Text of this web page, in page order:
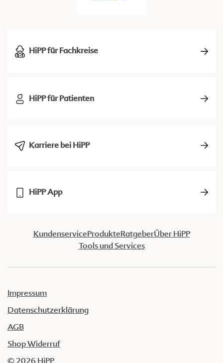
HiPP für Fachkreise
HiPP für Patienten
Karriere bei HiPP
HiPP App
KundenserviceProdukteRatgeberÜber HiPP
Tools und Services
Impressum
Datenschutzerklärung
AGB
Shop Widerruf
© 2026 HiPP